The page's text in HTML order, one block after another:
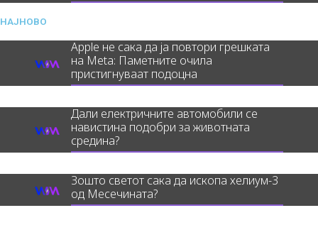
НАЈНОВО
Apple не сака да ја повтори грешката
на Meta: Паметните очила
пристигнуваат подоцна
Дали електричните автомобили се
навистина подобри за животната
средина?
Зошто светот сака да ископа хелиум-3
од Месечината?